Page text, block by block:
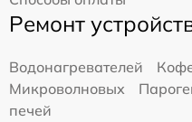
Ремонт
Водонагревателей
Микроволновых
печей